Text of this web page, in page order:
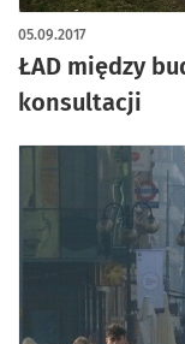
ŁAD między
konsultacji
05.09.2017